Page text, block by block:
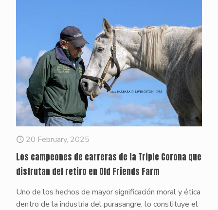
20 February, 2025
Los campeones de carreras de la Triple Corona que
disfrutan del retiro en Old Friends Farm
Uno de los hechos de mayor significación moral y ética
dentro de la industria del purasangre, lo constituye el